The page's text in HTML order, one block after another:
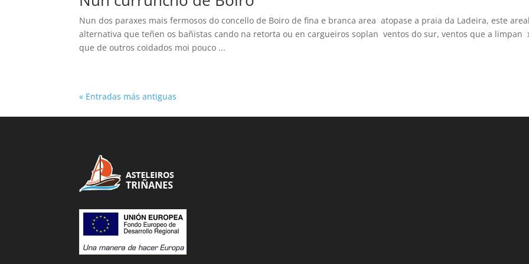
Nun dos paraxes mais fermosos do concello de Boiro de fina e branca area atopase a praia da Ladeira, este
alternativa que teñen os bañistas cando na retorta ou en cargueiros soplan ventos do sur, ventos que a limpan
que de outros coidados moi pouco ...
« Entradas más antiguas